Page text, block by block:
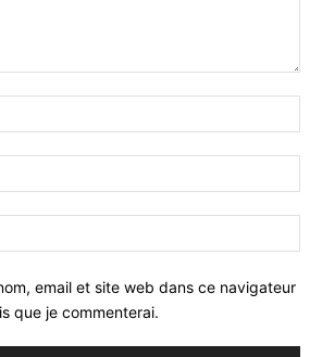
email et site web dans ce navigateur
que je commenterai.